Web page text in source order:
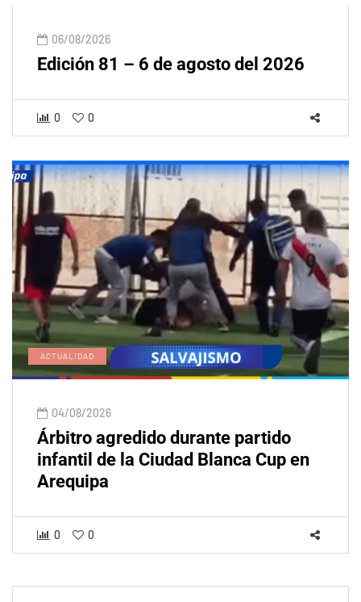
06/08/2026
Edición 81 – 6 de agosto del 2026
0 0
ACTUALIDAD
04/08/2026
Árbitro agredido durante partido
infantil de la Ciudad Blanca Cup en
Arequipa
0 0